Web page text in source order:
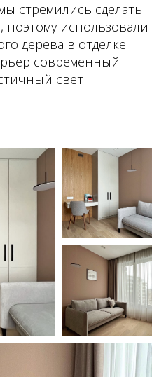
стремились сделать
использовали
дерева в отделке.
современный
свет